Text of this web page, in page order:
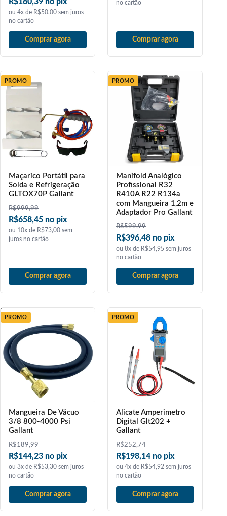
ou 4x de R$50,00 sem juros
no cartão
Comprar agora
no cartão
Comprar agora
PROMO
Maçarico Portátil para
Solda e Refrigeração
GLTOX70P Gallant
R$999,99
R$658,45 no pix
ou 10x de R$73,00 sem
juros no cartão
Comprar agora
PROMO
Manifold Analógico
Profissional R32
R410A R22 R134a
com Mangueira 1,2m e
Adaptador Pro Gallant
R$599,99
R$396,48 no pix
ou 8x de R$54,95 sem juros
no cartão
Comprar agora
PROMO
Mangueira De Vácuo
3/8 800-4000 Psi
Gallant
R$189,99
R$144,23 no pix
ou 3x de R$53,30 sem juros
no cartão
Comprar agora
PROMO
Alicate Amperimetro
Digital Glt202 +
Gallant
R$252,74
R$198,14 no pix
ou 4x de R$54,92 sem juros
no cartão
Comprar agora